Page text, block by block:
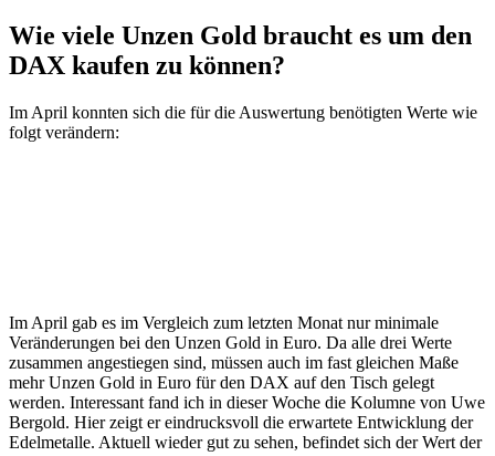
Wie viele Unzen Gold braucht es um den
DAX kaufen zu können?
Im April konnten sich die für die Auswertung benötigten Werte wie
folgt verändern:
Im April gab es im Vergleich zum letzten Monat nur minimale
Veränderungen bei den Unzen Gold in Euro. Da alle drei Werte
zusammen angestiegen sind, müssen auch im fast gleichen Maße
mehr Unzen Gold in Euro für den DAX auf den Tisch gelegt
werden. Interessant fand ich in dieser Woche die Kolumne von Uwe
Bergold. Hier zeigt er eindrucksvoll die erwartete Entwicklung der
Edelmetalle. Aktuell wieder gut zu sehen, befindet sich der Wert der